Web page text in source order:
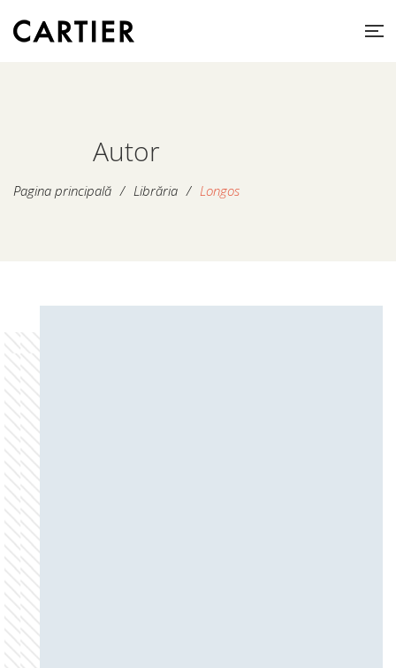
Autor
Pagina principală / Librăria / Longos